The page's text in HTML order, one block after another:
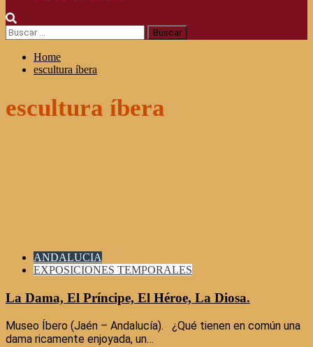
Buscar:
Home
escultura íbera
escultura íbera
ANDALUCIA
EXPOSICIONES TEMPORALES
La Dama, El Príncipe, El Héroe, La Diosa.
Museo Íbero (Jaén – Andalucía). ¿Qué tienen en común una
dama ricamente enjoyada, un…